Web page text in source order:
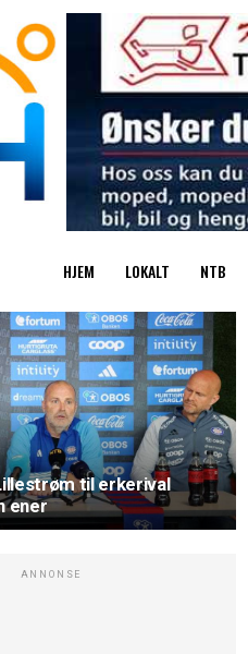
HJEM LOKALT NTB
til erkerival
ener
ANNONSE